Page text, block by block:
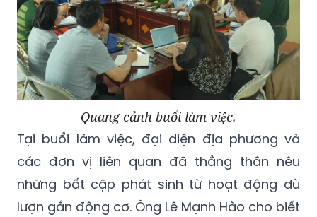
Quang cảnh buổi làm việc.
Tại buổi làm việc, đại diện địa phương và
các đơn vị liên quan đã thẳng thắn nêu
những bất cập phát sinh từ hoạt động dù
lượn gắn động cơ. Ông Lê Mạnh Hào cho biết